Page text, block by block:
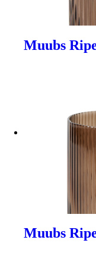
Muubs
Muubs